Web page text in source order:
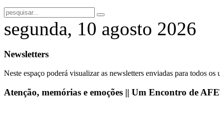
segunda, 10 agosto 2026
Newsletters
Neste espaço poderá visualizar as newsletters enviadas para todos
Atenção, memórias e emoções || Um Encontro de